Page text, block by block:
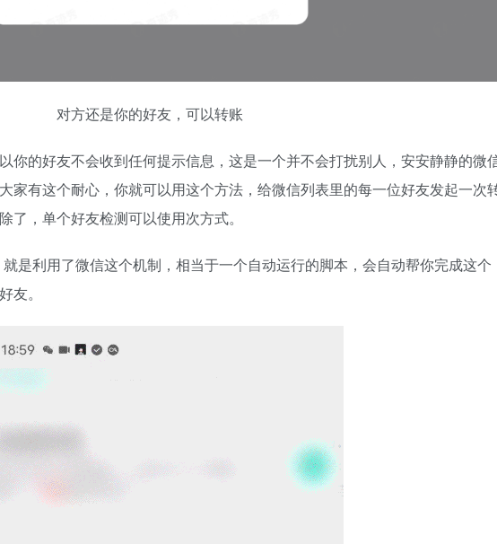
对方还是你的好友，可以转账
你的好友不会收到任何提示信息，这是一个并不会打扰别人，安安静静的微
家有这个耐心，你就可以用这个方法，给微信列表里的每一位好友发起一次
了，单个好友检测可以使用次方式。
是利用了微信这个机制，相当于一个自动运行的脚本，会自动帮你完成这个
友。